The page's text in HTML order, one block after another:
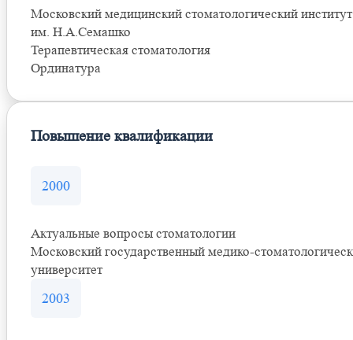
Московский медицинский стоматологический институт
им. Н.А.Семашко
Терапевтическая стоматология
Ординатура
Повышение квалификации
2000
Актуальные вопросы стоматологии
Московский государственный медико-
университет
2003